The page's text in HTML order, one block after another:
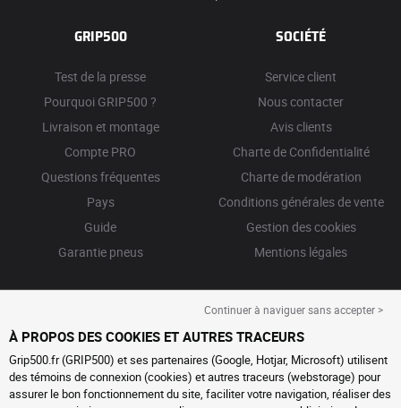
GRIP500
Test de la presse
Pourquoi GRIP500 ?
Livraison et montage
Compte PRO
Questions fréquentes
Pays
Guide
Garantie pneus
SOCIÉTÉ
Service client
Nous contacter
Avis clients
Charte de Confidentialité
Charte de modération
Conditions générales de vente
Gestion des cookies
Mentions légales
Continuer à naviguer sans accepter >
À PROPOS DES COOKIES ET AUTRES TRACEURS
Grip500.fr (GRIP500) et ses partenaires (Google, Hotjar, Microsoft) utilisent
des témoins de connexion (cookies) et autres traceurs (webstorage) pour
assurer le bon fonctionnement du site, faciliter votre navigation, réaliser des